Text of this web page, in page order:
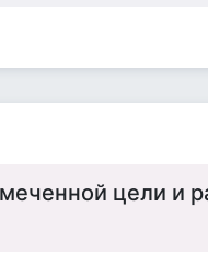
цели и